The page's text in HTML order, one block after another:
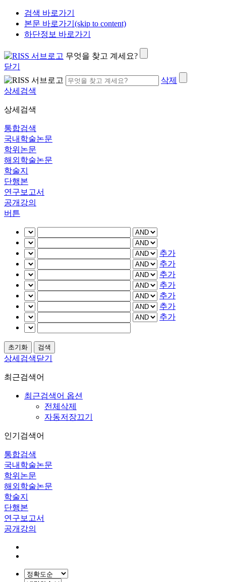
검색 바로가기
본문 바로가기(skip to content)
하단정보 바로가기
무엇을 찾고 계세요?
닫기
삭제
상세검색
상세검색
통합검색
국내학술논문
학위논문
해외학술논문
학술지
단행본
연구보고서
공개강의
버튼
추가
추가
추가
추가
추가
추가
추가
상세검색닫기
최근검색어
최근검색어 옵션
전체삭제
자동저장끄기
인기검색어
통합검색
국내학술논문
학위논문
해외학술논문
학술지
단행본
연구보고서
공개강의